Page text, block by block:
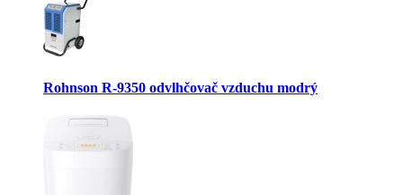
Rohnson R-9350 odvlhčovač vzduchu modrý